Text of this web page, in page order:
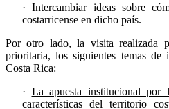
· Intercambiar ideas sobre
costarricense en dicho país.
Por otro lado, la visita realizada
prioritaria, los siguientes temas de
Costa Rica:
· La apuesta institucional por
características del territorio